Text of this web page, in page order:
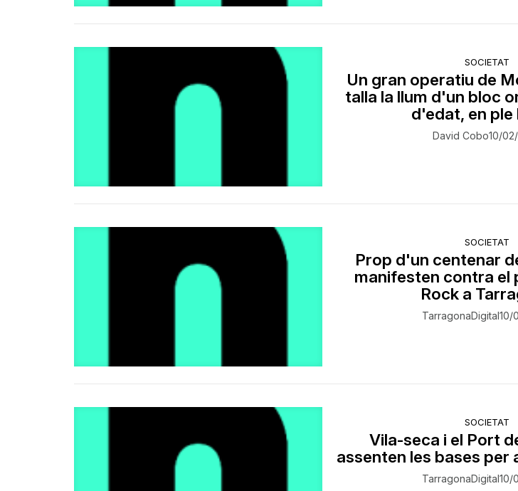
SOCIETAT
Un gran operatiu de
talla la llum d'un bloc
d'edat, en ple
David Cobo10/
SOCIETAT
Prop d'un centenar
manifesten contra el
Rock a
TarragonaDigital10/
SOCIETAT
Vila-seca i el Port
assenten les bases per
TarragonaDigital10/